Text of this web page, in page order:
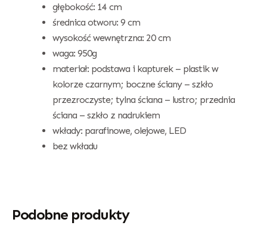
głębokość: 14 cm
średnica otworu: 9 cm
wysokość wewnętrzna: 20 cm
waga: 950g
materiał: podstawa i kapturek – plastik w
kolorze czarnym; boczne ściany – szkło
przezroczyste; tylna ściana – lustro; przednia
ściana – szkło z nadrukiem
wkłady: parafinowe, olejowe, LED
bez wkładu
Podobne produkty